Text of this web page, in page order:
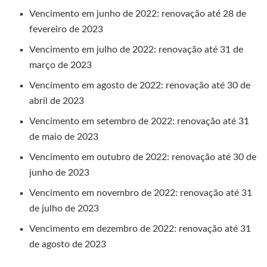
Vencimento em junho de 2022: renovação até 28 de
fevereiro de 2023
Vencimento em julho de 2022: renovação até 31 de
março de 2023
Vencimento em agosto de 2022: renovação até 30 de
abril de 2023
Vencimento em setembro de 2022: renovação até 31
de maio de 2023
Vencimento em outubro de 2022: renovação até 30 de
junho de 2023
Vencimento em novembro de 2022: renovação até 31
de julho de 2023
Vencimento em dezembro de 2022: renovação até 31
de agosto de 2023